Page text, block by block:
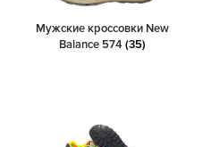
Мужские кроссовки New
Balance 574(35)